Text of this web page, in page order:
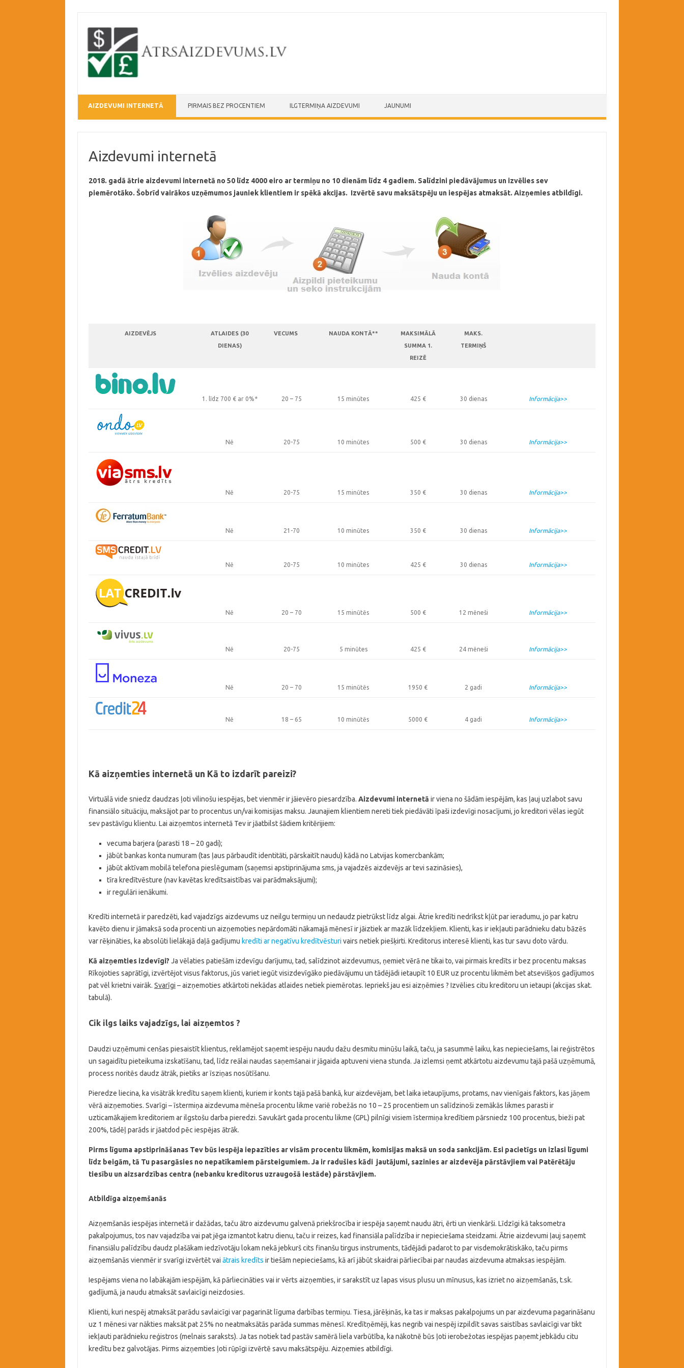
AIZDEVUMI INTERNETĀ PIRMAIS BEZ PROCENTIEM ILGTERMIŅA AIZDEVUMI JAUNUMI
Aizdevumi internetā
2018. gadā ātrie aizdevumi internetā no 50 līdz 4000 eiro ar termiņu no 10 dienām līdz 4 gadiem. Salīdzini piedāvājumus un izvēlies sev
piemērotāko. Šobrīd vairākos uzņēmumos jauniek klientiem ir spēkā akcijas. Izvērtē savu maksātspēju un iespējas atmaksāt. Aizņemies atbildīgi.
AIZDEVĒJS
ATLAIDES (30
DIENAS)
VECUMS NAUDA KONTĀ**
MAKSIMĀLĀ
SUMMA 1.
REIZĒ
MAKS.
TERMIŅŠ
1. līdz 700 €ar 0%* 20 – 75 15 minūtes 425 € 30 dienas Informācija>>
Nē 20-75 10 minūtes 500 € 30 dienas Informācija>>
Nē 20-75 15 minūtes 350 € 30 dienas Informācija>>
Nē 21-70 10 minūtes 350 € 30 dienas Informācija>>
Nē 20-75 10 minūtes 425 € 30 dienas Informācija>>
Nē 20 – 70 15 minūtēs 500 € 12 mēneši Informācija>>
Nē 20-75 5 minūtes 425 € 24 mēneši Informācija>>
Nē 20 – 70 15 minūtēs 1950 € 2 gadi Informācija>>
Nē 18 – 65 10 minūtēs 5000 € 4 gadi Informācija>>
Kā aizņemties internetā un Kā to izdarīt pareizi?
Virtuālā vide sniedz daudzas ļoti vilinošu iespējas, bet vienmēr ir jāievēro piesardzība. Aizdevumi internetā ir viena no šādām iespējām, kas ļauj uzlabot savu
finansiālo situāciju, maksājot par to procentus un/vai komisijas maksu. Jaunajiem klientiem nereti tiek piedāvāti īpaši izdevīgi nosacījumi, jo kreditori vēlas iegūt
sev pastāvīgu klientu. Lai aizņemtos internetā Tev ir jāatbilst šādiem kritērijiem:
vecuma barjera (parasti 18 – 20 gadi);
jābūt bankas konta numuram (tas ļaus pārbaudīt identitāti, pārskaitīt naudu) kādā no Latvijas komercbankām;
jābūt aktīvam mobilā telefona pieslēgumam (saņemsi apstiprinājuma sms, ja vajadzēs aizdevējs ar tevi sazināsies),
tīra kredītvēsture (nav kavētas kredītsaistības vai parādmaksājumi);
ir regulāri ienākumi.
Kredīti internetā ir paredzēti, kad vajadzīgs aizdevums uz neilgu termiņu un nedaudz pietrūkst līdz algai. Ātrie kredīti nedrīkst kļūt par ieradumu, jo par katru
kavēto dienu ir jāmaksā soda procenti un aizņemoties nepārdomāti nākamajā mēnesī ir jāiztiek ar mazāk līdzekļiem. Klienti, kas ir iekļauti parādnieku datu bāzēs
var rēķināties, ka absolūti lielākajā daļā gadījumu kredīti ar negatīvu kredītvēsturivairs netiek piešķirti. Kreditorus interesē klienti, kas tur savu doto vārdu.
Kā aizņemties izdevīgi? Ja vēlaties patiešām izdevīgu darījumu, tad, salīdzinot aizdevumus, ņemiet vērā ne tikai to, vai pirmais kredīts ir bez procentu maksas
Rīkojoties saprātīgi, izvērtējot visus faktorus, jūs variet iegūt visizdevīgāko piedāvājumu un tādējādi ietaupīt 10 EUR uz procentu likmēm bet atsevišķos gadījumos
pat vēl krietni vairāk. Svarīgi – aizņemoties atkārtoti nekādas atlaides netiek piemērotas. Iepriekš jau esi aizņēmies ? Izvēlies citu kreditoru un ietaupi (akcijas skat.
tabulā).
Cik ilgs laiks vajadzīgs, lai aizņemtos ?
Daudzi uzņēmumi cenšas piesaistīt klientus, reklamējot saņemt iespēju naudu dažu desmitu minūšu laikā, taču, ja sasummē laiku, kas nepieciešams, lai reģistrētos
un sagaidītu pieteikuma izskatīšanu, tad, līdz reālai naudas saņemšanai ir jāgaida aptuveni viena stunda. Ja izlemsi ņemt atkārtotu aizdevumu tajā pašā uzņēmumā,
process noritēs daudz ātrāk, pietiks ar īsziņas nosūtīšanu.
Pieredze liecina, ka visātrāk kredītu saņem klienti, kuriem ir konts tajā pašā bankā, kur aizdevējam, bet laika ietaupījums, protams, nav vienīgais faktors, kas jāņem
vērā aizņemoties. Svarīgi – īstermiņa aizdevuma mēneša procentu likme variē robežās no 10 – 25 procentiem un salīdzinoši zemākās likmes parasti ir
uzticamākajiem kreditoriem ar ilgstošu darba pieredzi. Savukārt gada procentu likme (GPL) pilnīgi visiem īstermiņa kredītiem pārsniedz 100 procentus, bieži pat
200%, tādēļ parāds ir jāatdod pēc iespējas ātrāk.
Pirms līguma apstiprināšanas Tev būs iespēja iepazīties ar visām procentu likmēm, komisijas maksā un soda sankcijām. Esi pacietīgs un izlasi līgumi
līdz beigām, tā Tu pasargāsies no nepatīkamiem pārsteigumiem. Ja ir radušies kādi jautājumi, sazinies ar aizdevēja pārstāvjiem vai Patērētāju
tiesību un aizsardzības centra (nebanku kreditorus uzraugošā iestāde) pārstāvjiem.
Atbildīga aizņemšanās
Aizņemšanās iespējas internetā ir dažādas, taču ātro aizdevumu galvenā priekšrocība ir iespēja saņemt naudu ātri, ērti un vienkārši. Līdzīgi kā taksometra
pakalpojumus, tos nav vajadzība vai pat jēga izmantot katru dienu, taču ir reizes, kad finansiāla palīdzība ir nepieciešama steidzami. Ātrie aizdevumi ļauj saņemt
finansiālu palīdzību daudz plašākam iedzīvotāju lokam nekā jebkurš cits finanšu tirgus instruments, tādējādi padarot to par visdemokrātiskāko, taču pirms
aizņemšanās vienmēr ir svarīgi izvērtēt vai ātrais kredīts ir tiešām nepieciešams, kā arī jābūt skaidrai pārliecībai par naudas aizdevuma atmaksas iespējām.
Iespējams viena no labākajām iespējām, kā pārliecināties vai ir vērts aizņemties, ir sarakstīt uz lapas visus plusu un mīnusus, kas izriet no aizņemšanās, t.sk.
gadījumā, ja naudu atmaksāt savlaicīgi neizdosies.
Klienti, kuri nespēj atmaksāt parādu savlaicīgi var pagarināt līguma darbības termiņu. Tiesa, jārēķinās, ka tas ir maksas pakalpojums un par aizdevuma pagarināšanu
uz 1 mēnesi var nākties maksāt pat 25% no neatmaksātās parāda summas mēnesī. Kredītņēmēji, kas negrib vai nespēj izpildīt savas saistības savlaicīgi var tikt
iekļauti parādnieku reģistros (melnais saraksts). Ja tas notiek tad pastāv samērā liela varbūtība, ka nākotnē būs ļoti ierobežotas iespējas paņemt jebkādu citu
kredītu bez galvotājas. Pirms aizņemties ļoti rūpīgi izvērtē savu maksātspēju. Aizņemies atbildīgi.